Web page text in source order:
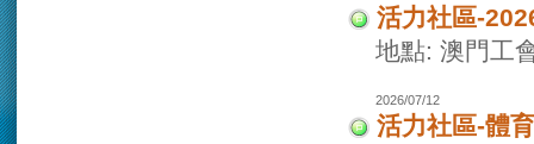
活力社區-
地點: 澳門工
2026/07/12
活力社區-體